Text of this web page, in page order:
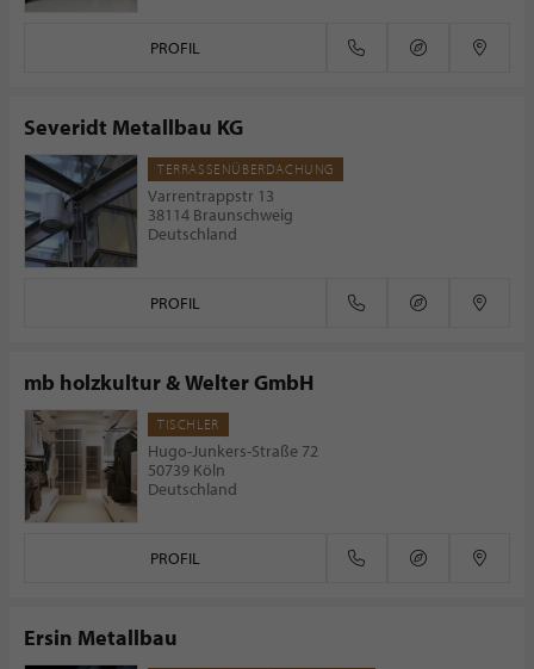
PROFIL
Severidt Metallbau KG
TERRASSENÜBERDACHUNG
Varrentrappstr 13
38114 Braunschweig
Deutschland
PROFIL
mb holzkultur & Welter GmbH
TISCHLER
Hugo-Junkers-Straße 72
50739 Köln
Deutschland
PROFIL
Ersin Metallbau